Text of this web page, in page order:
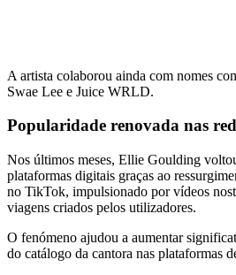
A artista colaborou ainda com nomes
Swae Lee e Juice WRLD.
Popularidade renovada nas
Nos últimos meses, Ellie Goulding
plataformas digitais graças ao
no TikTok, impulsionado por vídeos
viagens criados pelos utilizadores.
O fenómeno ajudou a aumentar
do catálogo da cantora nas plataformas